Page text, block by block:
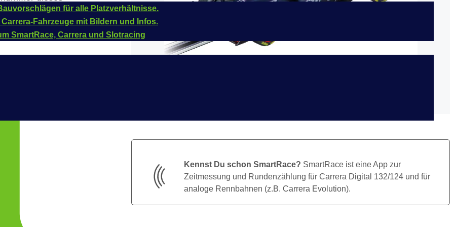
für alle Platzverhältnisse.
Fahrzeuge mit Bildern und Infos.
SmartRace, Carrera und Slotracing
Kennst Du schon SmartRace? SmartRace ist eine App zur
Zeitmessung und Rundenzählung für Carrera Digital 132/124 und für
analoge Rennbahnen (z.B. Carrera Evolution).